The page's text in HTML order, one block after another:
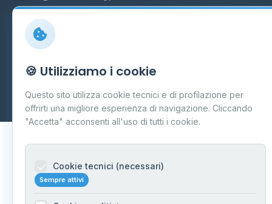
Carpi P.IVA 03859300364
Dati forniti daMinistero delle Imprese e del Made in Italy
Aggiornamento quotidiano
🍪 Utilizziamo i cookie
Questo sito utilizza cookie tecnici e di profilazione per
offrirti una migliore esperienza di navigazione. Cliccando
"Accetta" acconsenti all'uso di tutti i cookie.
Cookie tecnici (necessari)
Sempre attivi